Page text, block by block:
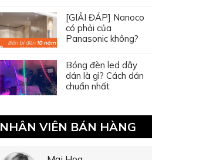
[GIẢI ĐÁP] Nanoco
có phải của
Panasonic không?
Bóng đèn led dây
dán là gì? Cách dán
chuẩn nhất
NHÂN VIÊN BÁN HÀNG